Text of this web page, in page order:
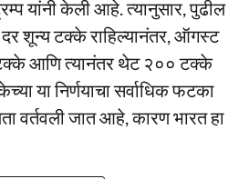
यांनी केली आहे. त्यानुसार, पुढील
शून्य टक्के राहिल्यानंतर, ऑगस्ट
आणि त्यानंतर थेट २०० टक्के
या निर्णयाचा सर्वाधिक फटका
वर्तवली जात आहे, कारण भारत हा